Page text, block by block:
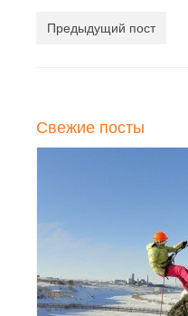
Предыдущий пост
Свежие посты